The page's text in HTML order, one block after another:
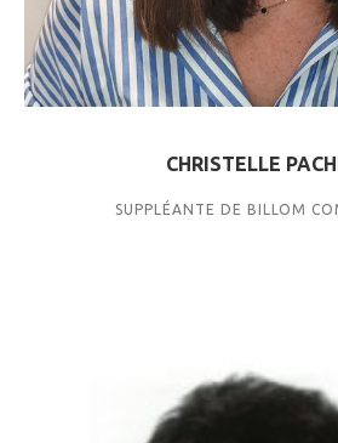
CHRISTELLE
SUPPLÉANTE DE BILLOM